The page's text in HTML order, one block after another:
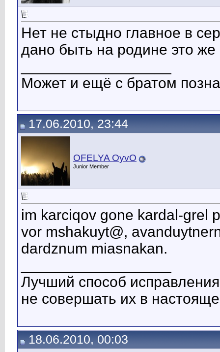
Нет не стыдно главное в
дано быть на родине это же
Может и ещё с братом
17.06.2010, 23:44
OFELYA ОyvО
Junior Member
im karciqov gone kardal-grel
vor mshakuyt@,
dardznum miasnakan.
Лучший способ
не совершать их в
18.06.2010, 00:03